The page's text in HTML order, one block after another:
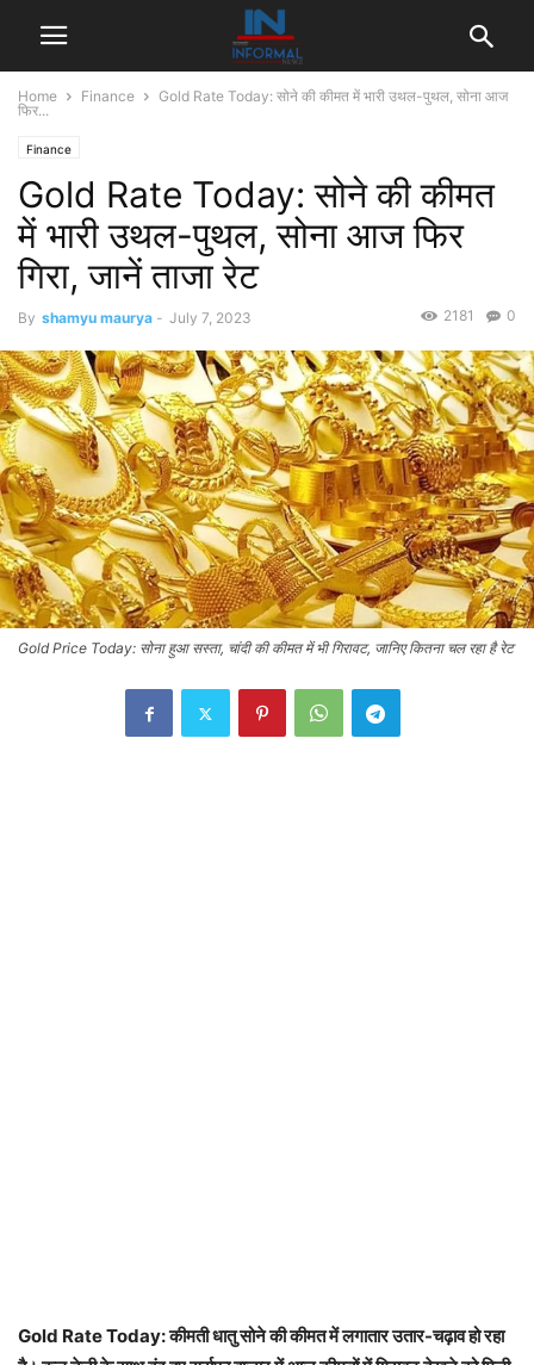
Home Finance
Gold Rate Today: सोने की कीमत में भारी उथल-पुथल, सोना आज
फिर...
Finance
Gold Rate Today: सोने की कीमत
में भारी उथल-पुथल, सोना आज फिर
गिरा, जानें ताजा रेट
By shamyu maurya - July 7, 2023 0
2181
Gold Price Today: सोना हुआ सस्ता, चांदी की कीमत में भी गिरावट, जानिए कितना चल रहा है रेट
Gold Rate Today: कीमती धातु सोने की कीमत में लगातार उतार-चढ़ाव हो रहा